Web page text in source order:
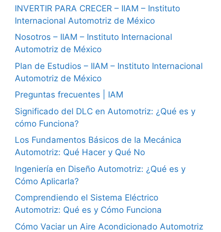
INVERTIR PARA CRECER – IIAM – Instituto
Internacional Automotriz de México
Nosotros – IIAM – Instituto Internacional
Automotriz de México
Plan de Estudios – IIAM – Instituto Internacional
Automotriz de México
Preguntas frecuentes | IAM
Significado del DLC en Automotriz: ¿Qué es y
cómo Funciona?
Los Fundamentos Básicos de la Mecánica
Automotriz: Qué Hacer y Qué No
Ingeniería en Diseño Automotriz: ¿Qué es y
Cómo Aplicarla?
Comprendiendo el Sistema Eléctrico
Automotriz: Qué es y Cómo Funciona
Cómo Vaciar un Aire Acondicionado Automotriz